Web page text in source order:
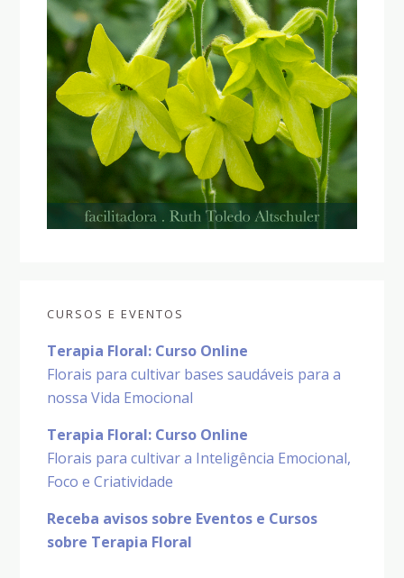
CURSOS E EVENTOS
Terapia Floral: Curso Online
Florais para cultivar bases saudáveis para a
nossa Vida Emocional
Terapia Floral: Curso Online
Florais para cultivar a Inteligência Emocional,
Foco e Criatividade
Receba avisos sobre Eventos e Cursos
sobre Terapia Floral